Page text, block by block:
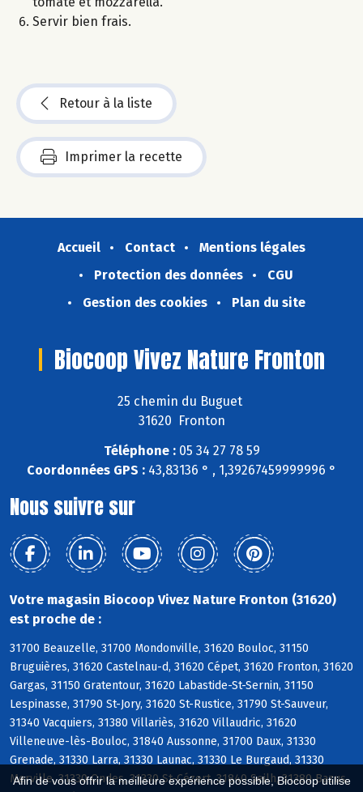
Afin de vous offrir la meilleure expérience possible, Biocoop utilise
Servir bien frais.
Retour à la liste
Imprimer la recette
Accueil Contact
Mentions légales
Protection des données
CGU
Gestion des cookies
Plan du site
Biocoop Vivez Nature Fronton
25 chemin du Buguet
31620 Fronton
Téléphone :05 34 27 78 59
Coordonnées GPS : 43,83136 ° , 1,39267459999996 °
Nous suivre sur
Votre magasin Biocoop Vivez Nature Fronton (31620)
est proche de :
31700 Beauzelle, 31700 Mondonville, 31620 Bouloc, 31150
Bruguières, 31620 Castelnau-d, 31620 Cépet, 31620 Fronton, 31620
Gargas, 31150 Gratentour, 31620 Labastide-St-Sernin, 31150
Lespinasse, 31790 St-Jory, 31620 St-Rustice, 31790 St-Sauveur,
31340 Vacquiers, 31380 Villariès, 31620 Villaudric, 31620
Villeneuve-lès-Bouloc, 31840 Aussonne, 31700 Daux, 31330
Grenade, 31330 Larra, 31330 Launac, 31330 Le Burgaud, 31330
Merville, 31330 Ondes, 31330 St-Cézert, 31840 Seilh, 31380 Bazus,